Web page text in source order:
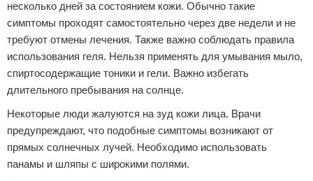
несколько дней за состоянием кожи. Обычно такие
симптомы проходят самостоятельно через две недели и не
требуют отмены лечения. Также важно соблюдать правила
использования геля. Нельзя применять для умывания мыло,
спиртосодержащие тоники и гели. Важно избегать
длительного пребывания на солнце.
Некоторые люди жалуются на зуд кожи лица. Врачи
предупреждают, что подобные симптомы возникают от
прямых солнечных лучей. Необходимо использовать
панамы и шляпы с широкими полями.